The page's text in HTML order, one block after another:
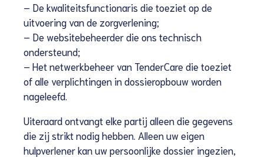
– De kwaliteitsfunctionaris die toeziet op de
uitvoering van de zorgverlening;
– De websitebeheerder die ons technisch
ondersteund;
– Het netwerkbeheer van TenderCare die toeziet
of alle verplichtingen in dossieropbouw worden
nageleefd.
Uiteraard ontvangt elke partij alleen die gegevens
die zij strikt nodig hebben. Alleen uw eigen
hulpverlener kan uw persoonlijke dossier ingezien,